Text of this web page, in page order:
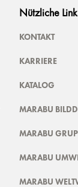
Nützliche
KONTAKT
KARRIERE
KATALOG
MARABU
MARABU
MARABU
MARABU